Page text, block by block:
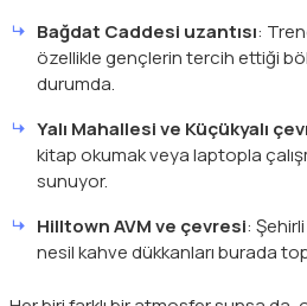
Bağdat Caddesi uzantısı:
özellikle gençlerin tercih ettiği
durumda.
Yalı Mahallesi ve Küçükyalı
kitap okumak veya laptopla
sunuyor.
Hilltown AVM ve çevresi:
nesil kahve dükkanları burada